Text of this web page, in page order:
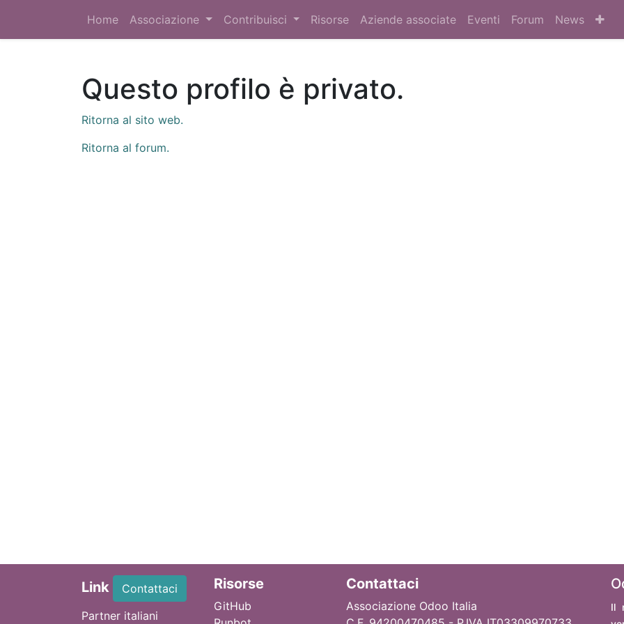
Home Associazione Contribuisci Risorse Aziende associate Eventi Forum News
Questo profilo è privato.
Ritorna al sito web.
Ritorna al forum.
Link
Contattaci
Partner italiani
Risorse
GitHub
Contattaci
Associazione Odoo Italia
Il